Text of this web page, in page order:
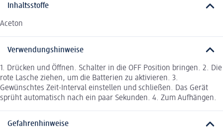
Inhaltsstoffe
Aceton
Verwendungshinweise
1. Drücken und Öffnen. Schalter in die OFF Position bringen. 2. Die
rote Lasche ziehen, um die Batterien zu aktivieren. 3.
Gewünschtes Zeit-Interval einstellen und schließen. Das Gerät
sprüht automatisch nach ein paar Sekunden. 4. Zum Aufhängen.
Gefahrenhinweise